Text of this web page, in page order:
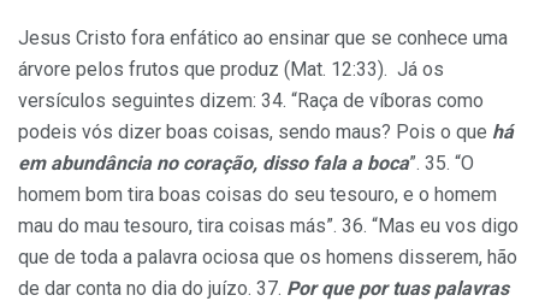
Jesus Cristo fora enfático ao ensinar que se conhece uma
árvore pelos frutos que produz (Mat. 12:33). Já os
versículos seguintes dizem: 34. “Raça de víboras como
podeis vós dizer boas coisas, sendo maus? Pois o que há
em abundância no coração, disso fala a boca”. 35. “O
homem bom tira boas coisas do seu tesouro, e o homem
mau do mau tesouro, tira coisas más”. 36. “Mas eu vos digo
que de toda a palavra ociosa que os homens disserem, hão
de dar conta no dia do juízo. 37. Por que por tuas palavras